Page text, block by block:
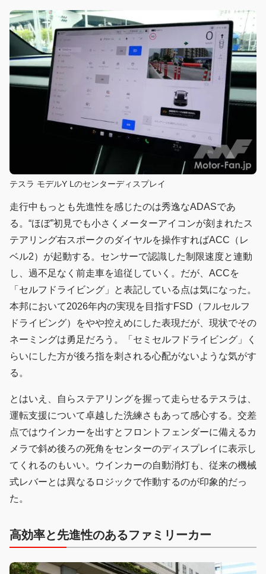
テスラ モデルY Lのセンターディスプレイ
走行中もっとも先進性を感じたのは秀逸なADASであ
る。“ほぼ”初見でも小さくメーターアイコンが刻まれたス
テアリング右スポークのダイヤルを操作すればACC（レ
ベル2）が起動する。センサーで認識した制限速度と連動
し、過不足なく前走車を追従していく。だが、ACCを
「セルフドライビング」と表記している点は気になった。
本邦において2026年内の実現を目指すFSD（フルセルフ
ドライビング）をやや控えめにした表現だが、現状でその
ネーミングは勇足だろう。「セミセルフドライビング」く
らいにした方が後ろ指を刺される心配がないような気がす
る。
とはいえ、自らステアリングを握って走らせるテスラは、
運転支援について卓越した洗練さもあって感心する。交差
点ではウインカーを出すとフロントフェンダーに備えるカ
メラで斜め後ろの死角をセンターのディスプレイに表示し
てくれるのもいい。ウインカーの自動消灯も、従来の機械
式レバーとは異なるロジックで作動するのが印象的だっ
た。
高効率と先進性のあるファミリーカー